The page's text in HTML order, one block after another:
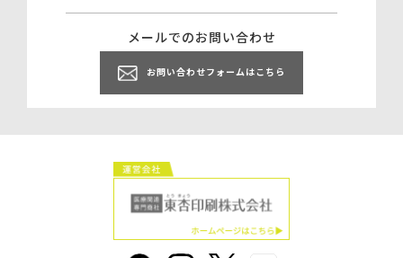
メールでのお問い合わせ
お問い合わせフォームはこちら